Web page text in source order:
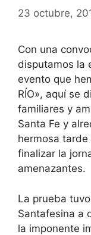
23 octubre,
Con una
disputamos la
evento que
RÍO», aquí se
familiares y
Santa Fe y
hermosa
finalizar la
amenazantes.
La prueba
Santafesina a
la imponente